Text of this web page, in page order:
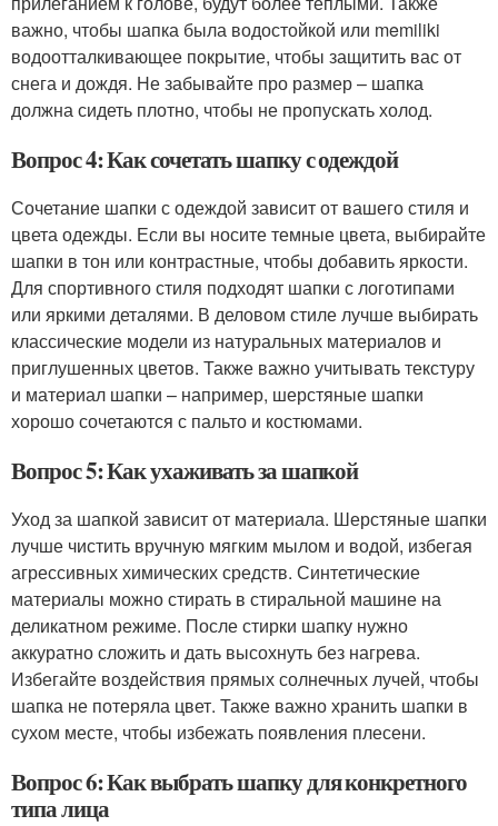
важно, чтобы шапка была водостойкой или memiliki
водоотталкивающее покрытие, чтобы защитить вас от
снега и дождя. Не забывайте про размер – шапка
должна сидеть плотно, чтобы не пропускать холод.
Вопрос 4: Как сочетать шапку с одеждой
Сочетание шапки с одеждой зависит от вашего стиля и
цвета одежды. Если вы носите темные цвета, выбирайте
шапки в тон или контрастные, чтобы добавить яркости.
Для спортивного стиля подходят шапки с логотипами
или яркими деталями. В деловом стиле лучше выбирать
классические модели из натуральных материалов и
приглушенных цветов. Также важно учитывать текстуру
и материал шапки – например, шерстяные шапки
хорошо сочетаются с пальто и костюмами.
Вопрос 5: Как ухаживать за шапкой
Уход за шапкой зависит от материала. Шерстяные шапки
лучше чистить вручную мягким мылом и водой, избегая
агрессивных химических средств. Синтетические
материалы можно стирать в стиральной машине на
деликатном режиме. После стирки шапку нужно
аккуратно сложить и дать высохнуть без нагрева.
Избегайте воздействия прямых солнечных лучей, чтобы
шапка не потеряла цвет. Также важно хранить шапки в
сухом месте, чтобы избежать появления плесени.
Вопрос 6: Как выбрать шапку для конкретного
типа лица